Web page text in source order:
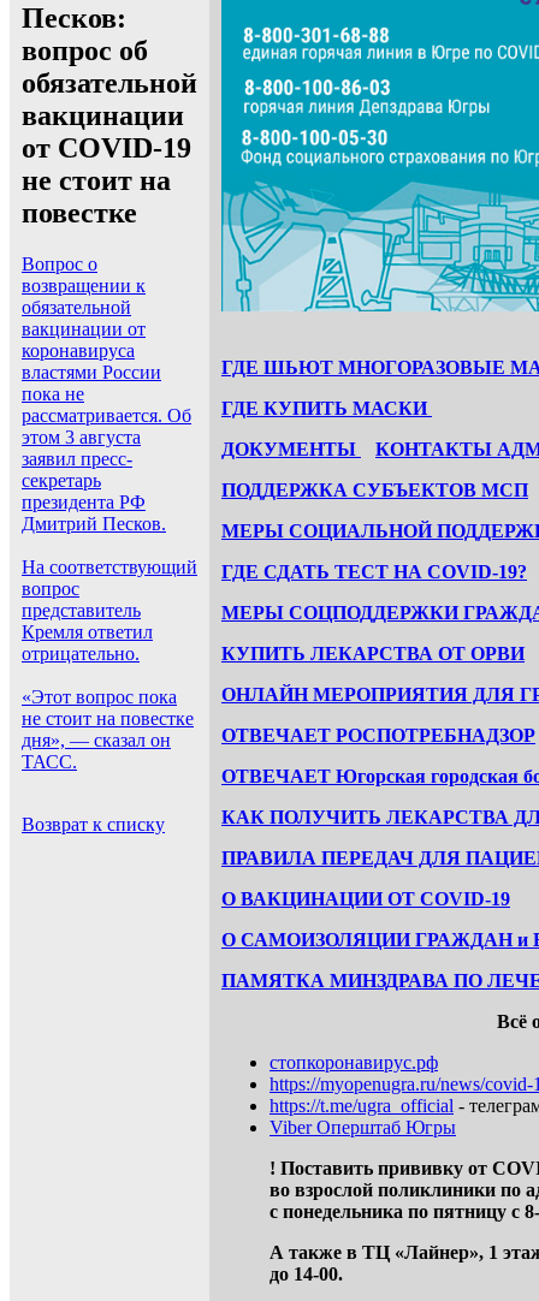
Песков:
вопрос об
обязательной
вакцинации
от COVID-19
не стоит на
повестке
Вопрос о
возвращении к
обязательной
вакцинации от
коронавируса
властями России
пока не
рассматривается. Об
этом 3 августа
заявил пресс-
секретарь
президента РФ
Дмитрий Песков.
На соответствующий
вопрос
представитель
Кремля ответил
отрицательно.
«Этот вопрос пока
не стоит на повестке
дня», — сказал он
ТАСС.
Возврат к списку
ГДЕ ШЬЮТ МНОГОРАЗОВЫЕ
ГДЕ КУПИТЬ МАСКИ
ДОКУМЕНТЫ
КОНТАКТЫ
ПОДДЕРЖКА СУБЪЕКТОВ МСП
МЕРЫ СОЦИАЛЬНОЙ
ГДЕ СДАТЬ ТЕСТ НА COVID-19?
МЕРЫ СОЦПОДДЕРЖКИ
КУПИТЬ ЛЕКАРСТВА ОТ ОРВИ
ОНЛАЙН МЕРОПРИЯТИЯ ДЛЯ
ОТВЕЧАЕТ РОCПОТРЕБНАДЗОР
ОТВЕЧАЕТ Югорская городская
КАК ПОЛУЧИТЬ ЛЕКАРСТВА
ПРАВИЛА ПЕРЕДАЧ ДЛЯ
О ВАКЦИНАЦИИ ОТ COVID-19
О САМОИЗОЛЯЦИИ ГРАЖДАН
ПАМЯТКА МИНЗДРАВА ПО
Всё
стопкоронавирус.рф
https://myopenugra.ru/news/covid-
https://t.me/ugra_official -
Viber Оперштаб Югры
! Поставить прививку от
во взрослой поликлиники по
с понедельника по пятницу с
А также в ТЦ «Лайнер», 1
до 14-00.